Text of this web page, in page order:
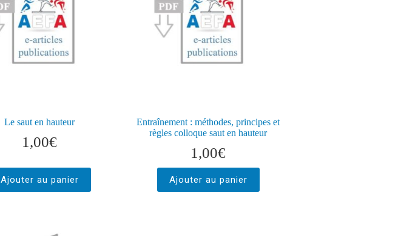
Le saut en hauteur
1,00€
Ajouter au panier
Entraînement : méthodes, principes et
règles colloque saut en hauteur
1,00€
Ajouter au panier